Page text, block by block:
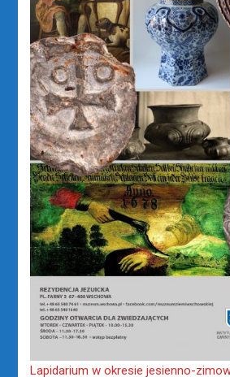
Lapidarium w okresie jesienno-